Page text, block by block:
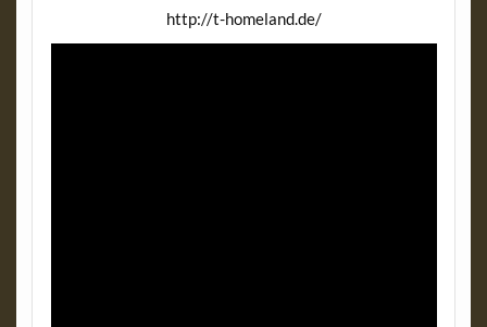
http://t-homeland.de/